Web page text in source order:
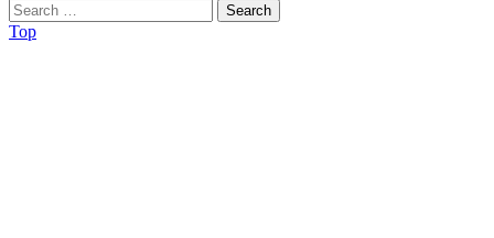
Search
Top